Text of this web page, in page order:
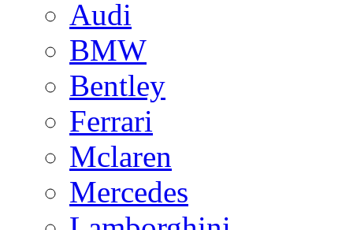
Audi
BMW
Bentley
Ferrari
Mclaren
Mercedes